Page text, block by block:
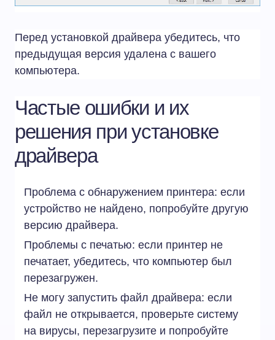
Перед установкой драйвера убедитесь, что
предыдущая версия удалена с вашего
компьютера.
Частые ошибки и их
решения при установке
драйвера
Проблема с обнаружением принтера: если
устройство не найдено, попробуйте другую
версию драйвера.
Проблемы с печатью: если принтер не
печатает, убедитесь, что компьютер был
перезагружен.
Не могу запустить файл драйвера: если
файл не открывается, проверьте систему
на вирусы, перезагрузите и попробуйте